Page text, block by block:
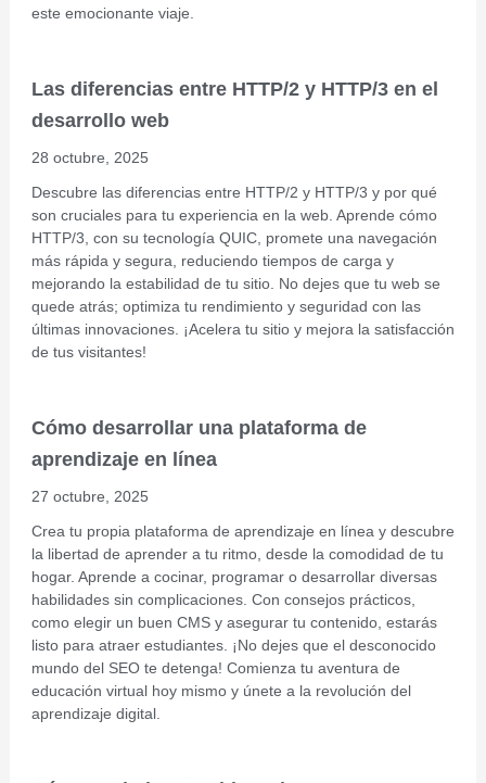
este emocionante viaje.
Las diferencias entre HTTP/2 y HTTP/3 en el
desarrollo web
28 octubre, 2025
Descubre las diferencias entre HTTP/2 y HTTP/3 y por qué
son cruciales para tu experiencia en la web. Aprende cómo
HTTP/3, con su tecnología QUIC, promete una navegación
más rápida y segura, reduciendo tiempos de carga y
mejorando la estabilidad de tu sitio. No dejes que tu web se
quede atrás; optimiza tu rendimiento y seguridad con las
últimas innovaciones. ¡Acelera tu sitio y mejora la satisfacción
de tus visitantes!
Cómo desarrollar una plataforma de
aprendizaje en línea
27 octubre, 2025
Crea tu propia plataforma de aprendizaje en línea y descubre
la libertad de aprender a tu ritmo, desde la comodidad de tu
hogar. Aprende a cocinar, programar o desarrollar diversas
habilidades sin complicaciones. Con consejos prácticos,
como elegir un buen CMS y asegurar tu contenido, estarás
listo para atraer estudiantes. ¡No dejes que el desconocido
mundo del SEO te detenga! Comienza tu aventura de
educación virtual hoy mismo y únete a la revolución del
aprendizaje digital.